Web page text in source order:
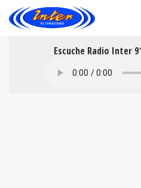
Escuche Radio Inter